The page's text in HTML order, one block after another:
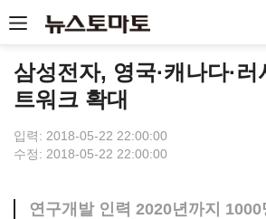
삼성전자, 영국·캐나다·러
트워크 확대
입력: 2018-05-22 22:00:00
수정: 2018-05-22 22:00:00
연구개발 인력 2020년까지 1000